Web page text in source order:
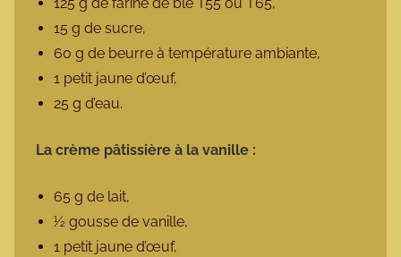
15 g de sucre,
60 g de beurre à température ambiante,
1 petit jaune d’œuf,
25 g d’eau.
La crème pâtissière à la vanille :
65 g de lait,
½ gousse de vanille,
1 petit jaune d’œuf,